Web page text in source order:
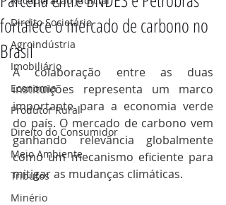
Direito Societário
Agroindústria
Imobiliário
Economia
Produtor Rural
Direito do Consumidor
Meio Ambiente
Tributos
Minério
fortalece o mercado de carbono no
Brasil
A colaboração entre as duas
instituições representa um marco
importante para a economia verde
do país. O mercado de carbono vem
ganhando relevância globalmente
como um mecanismo eficiente para
mitigar as mudanças climáticas.